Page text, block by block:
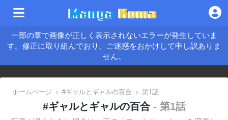
一部の章で画像が正しく表示されないエラーが発生していま
す。修正に取り組んでおり、ご迷惑をおかけして申し訳ありま
せん。
ホームページ › #ギャルとギャルの百合 › 第1話
#ギャルとギャルの百合 - 第1話